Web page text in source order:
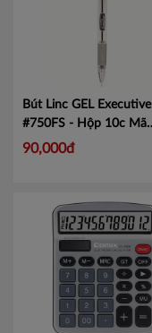
Bút Linc GEL Executive
#750FS - Hộp 10c Mã
LIN750
90,000đ